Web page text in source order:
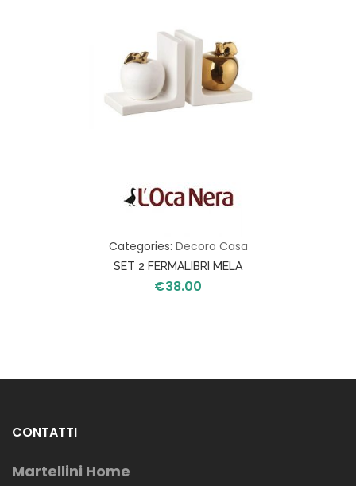
Categories: Decoro Casa
SET 2 FERMALIBRI MELA
€38.00
CONTATTI
Martellini Home